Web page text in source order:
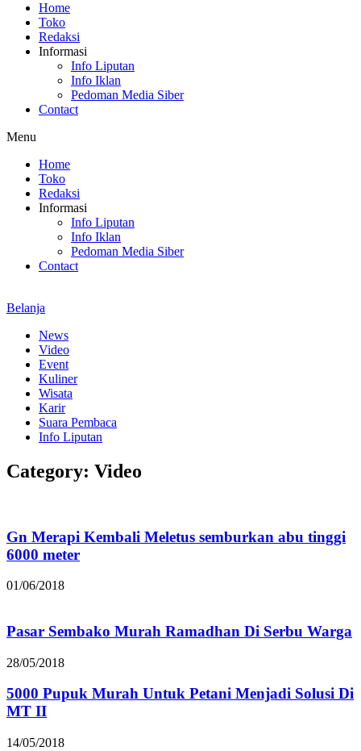
Home
Toko
Redaksi
Informasi
Info Liputan
Info Iklan
Pedoman Media Siber
Contact
Menu
Home
Toko
Redaksi
Informasi
Info Liputan
Info Iklan
Pedoman Media Siber
Contact
Belanja
News
Video
Event
Kuliner
Wisata
Karir
Suara Pembaca
Info Liputan
Category: Video
Gn Merapi Kembali Meletus semburkan abu tinggi
6000 meter
01/06/2018
Pasar Sembako Murah Ramadhan Di Serbu Warga
28/05/2018
5000 Pupuk Murah Untuk Petani Menjadi Solusi Di
MT II
14/05/2018